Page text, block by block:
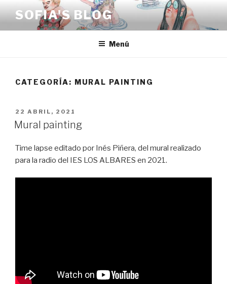
contenido
SOFIA'S BLOG
Menú
CATEGORÍA: MURAL PAINTING
PUBLICADO
EL
22 ABRIL, 2021
Mural painting
Time lapse editado por Inés Piñera, del mural realizado
para la radio del IES LOS ALBARES en 2021.